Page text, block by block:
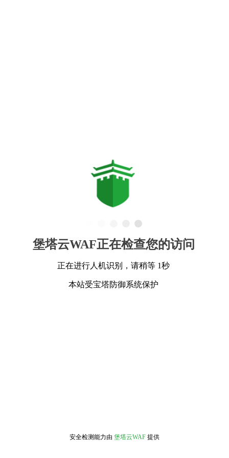
堡塔云WAF正在检查您的访问
正在进行人机识别，请稍等 1秒
本站受宝塔防御系统保护
安全检测能力由 堡塔云WAF 提供